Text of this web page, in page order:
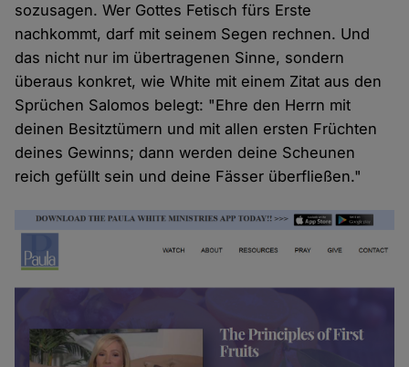
sozusagen. Wer Gottes Fetisch fürs Erste
nachkommt, darf mit seinem Segen rechnen. Und
das nicht nur im übertragenen Sinne, sondern
überaus konkret, wie White mit einem Zitat aus den
Sprüchen Salomos belegt: "Ehre den Herrn mit
deinen Besitztümern und mit allen ersten Früchten
deines Gewinns; dann werden deine Scheunen
reich gefüllt sein und deine Fässer überfließen."